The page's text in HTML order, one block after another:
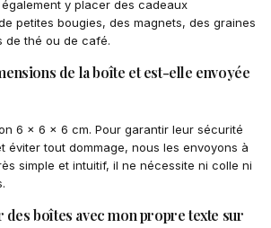
y placer des cadeaux
petites bougies, des magnets, des graines
de thé ou de café.
de la boîte et est-elle envoyée
6 x 6 x 6 cm. Pour garantir leur sécurité
éviter tout dommage, nous les envoyons à
simple et intuitif, il ne nécessite ni colle ni
boîtes avec mon propre texte sur